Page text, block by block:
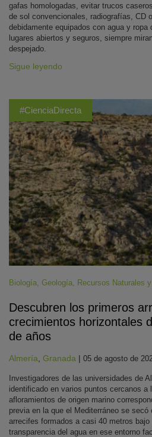
gafas homologadas, evitar trucos
de sol convencionales, radiografías, CD
debidamente equipados con agua y
lugares abiertos y seguros, siempre
despejado.
Sigue leyendo
#CienciaDirecta
Biología Geología Recursos Naturales
Descubren los primeros
crecimientos horizontales
de años
Almería Granada | 05 de agosto de
Investigadores de las universidades de
identificado en varios puntos cercanos a
afloramientos de origen marino
previa en la que el Mediterráneo se
arrecifes formados a casi 40 metros
transparencia del agua en ese entorno